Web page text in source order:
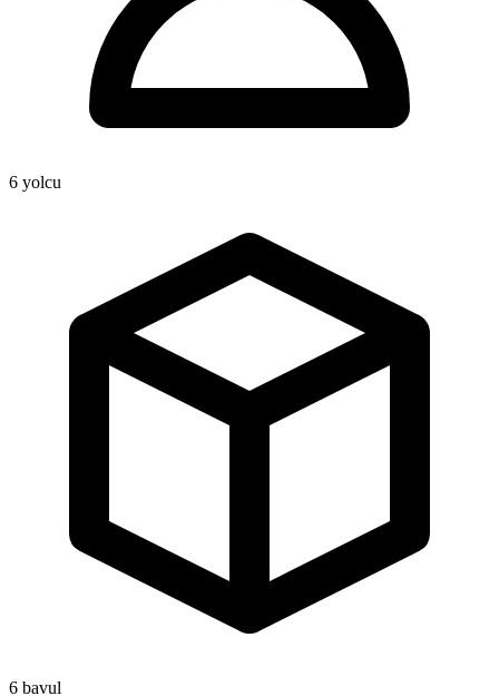
6 yolcu
6 bavul